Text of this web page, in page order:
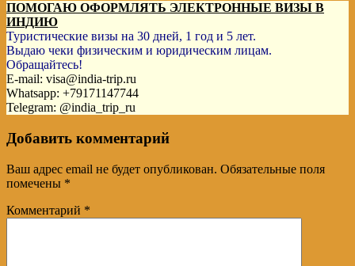
ПОМОГАЮ ОФОРМЛЯТЬ ЭЛЕКТРОННЫЕ ВИЗЫ В
ИНДИЮ
Туристические визы на 30 дней, 1 год и 5 лет.
Выдаю чеки физическим и юридическим лицам.
Обращайтесь!
E-mail: visa@india-trip.ru
Whatsapp: +79171147744
Telegram: @india_trip_ru
Добавить комментарий
Ваш адрес email не будет опубликован. Обязательные поля
помечены *
Комментарий *